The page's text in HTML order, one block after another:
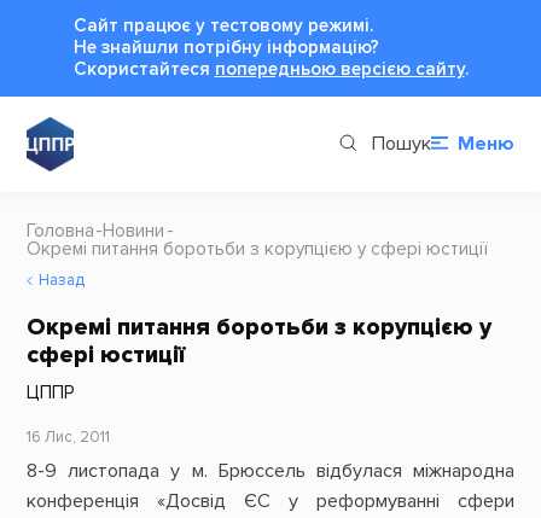
Сайт працює у тестовому режимі.
Не знайшли потрібну інформацію?
Cкористайтеся попередньою версією сайту.
Пошук Меню
Головна Новини
Окремі питання боротьби з корупцією у сфері юстиції
Назад
Окремі питання боротьби з корупцією у
сфері юстиції
ЦППР
16 Лис, 2011
8-9 листопада у м. Брюссель відбулася міжнародна
конференція «Досвід ЄС у реформуванні сфери